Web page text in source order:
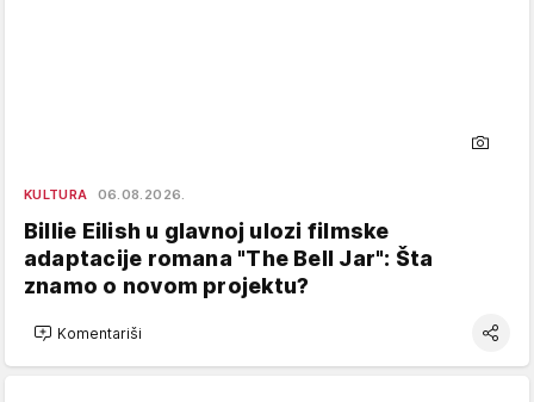
KULTURA 06.08.2026.
Billie Eilish u glavnoj ulozi filmske
adaptacije romana "The Bell Jar": Šta
znamo o novom projektu?
Komentariši